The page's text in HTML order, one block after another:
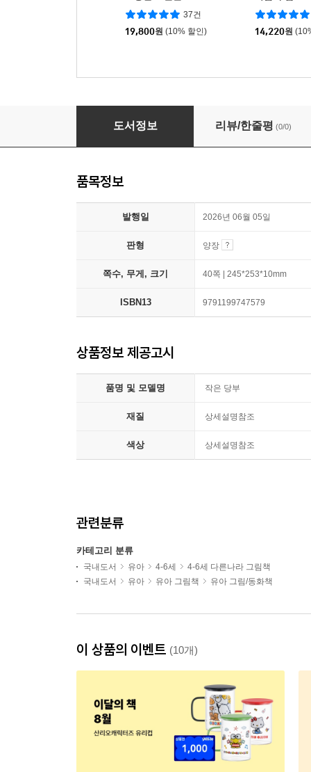
37건
19,800원 (10% 할인) 14,220원
작은 당부
도서정보 리뷰/한줄평 (0/0)
품목정보
발행일 2026년 06월 05일
판형 양장
쪽수, 무게, 크기 40쪽 | 245*253*10mm
ISBN13 9791199747579
상품정보 제공고시
품명 및 모델명 작은 당부
재질 상세설명참조
색상 상세설명참조
관련분류
카테고리 분류
국내도서 유아 4-6세
4-6세 다른나라 그림책
국내도서
유아 유아 그림책 유아 그림/동화책
이 상품의 이벤트 (10개)